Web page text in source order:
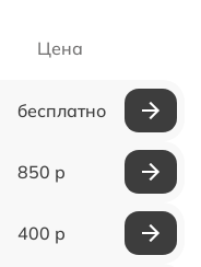
Цена
бесплатно
850 р
400 р